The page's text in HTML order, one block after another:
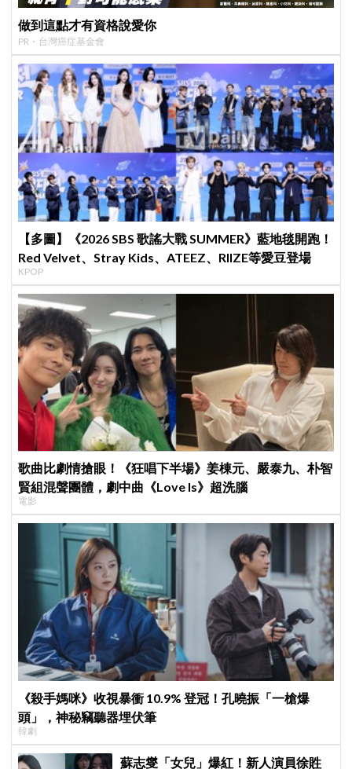
做到這點才有資格說愛你
PR・台灣癌症基金會
【多圖】《2026 SBS 歌謠大戰 SUMMER》藍地毯開跑！
Red Velvet、Stray Kids、ATEEZ、RIIZE等愛豆登場
KPOP
歌曲比劇情搶眼！《狂唱下半場》姜棟元、嚴泰九、朴智
賢組混聲團體，劇中曲《Love Is》超洗腦
電影
《殺手媽咪》收視暴衝 10.9% 登冠！孔曉振「一槍爆
頭」，神秘竊聽器埋伏筆
韓劇
蘇志燮「女兒」爆紅！新人演員徐貹